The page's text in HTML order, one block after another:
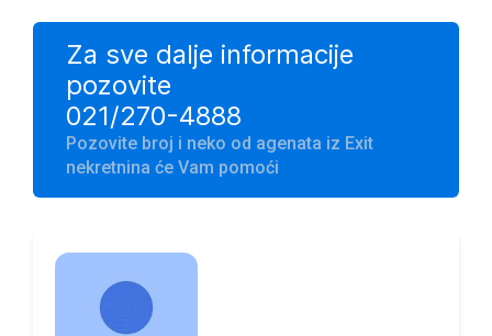
Za sve dalje informacije
pozovite
021/270-4888
Pozovite broj i neko od agenata iz Exit
nekretnina će Vam pomoći